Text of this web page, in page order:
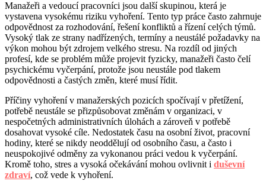
Manažeři a vedoucí pracovníci jsou další skupinou, která je
vystavena vysokému riziku vyhoření. Tento typ práce často zahrnuje
odpovědnost za rozhodování, řešení konfliktů a řízení celých týmů.
Vysoký tlak ze strany nadřízených, termíny a neustálé požadavky na
výkon mohou být zdrojem velkého stresu. Na rozdíl od jiných
profesí, kde se problém může projevit fyzicky, manažeři často čelí
psychickému vyčerpání, protože jsou neustále pod tlakem
odpovědnosti a častých změn, které musí řídit.
Příčiny vyhoření v manažerských pozicích spočívají v přetížení,
potřebě neustále se přizpůsobovat změnám v organizaci, v
nespočetných administrativních úlohách a zároveň v potřebě
dosahovat vysoké cíle. Nedostatek času na osobní život, pracovní
hodiny, které se nikdy neoddělují od osobního času, a často i
neuspokojivé odměny za vykonanou práci vedou k vyčerpání.
Kromě toho, stres a vysoká očekávání mohou ovlivnit i duševní
zdraví, což vede k vyhoření.